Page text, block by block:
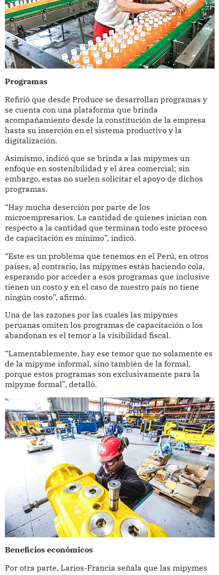
Programas
Refirió que desde Produce se desarrollan programas y
se cuenta con una plataforma que brinda
acompañamiento desde la constitución de la empresa
hasta su inserción en el sistema productivo y la
digitalización.
Asimismo, indicó que se brinda a las mipymes un
enfoque en sostenibilidad y el área comercial; sin
embargo, estas no suelen solicitar el apoyo de dichos
programas.
“Hay mucha deserción por parte de los
microempresarios. La cantidad de quienes inician con
respecto a la cantidad que terminan todo este proceso
de capacitación es mínimo”, indicó.
“Este es un problema que tenemos en el Perú, en otros
países, al contrario, las mipymes están haciendo cola,
esperando por acceder a esos programas que inclusive
tienen un costo y en el caso de nuestro país no tiene
ningún costo”, afirmó.
Una de las razones por las cuales las mipymes
peruanas omiten los programas de capacitación o los
abandonan es el temor a la visibilidad fiscal.
“Lamentablemente, hay ese temor que no solamente es
de la mipyme informal, sino también de la formal,
porque estos programas son exclusivamente para la
mipyme formal”, detalló.
Beneficios económicos
Por otra parte, Larios-Francia señala que las mipymes